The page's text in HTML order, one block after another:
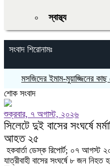
স্বাস্থ্য
সংবাদ শিরোনামঃ
মসজিদের ইমাম-মুয়াজ্জিনের কাছ
শোক সংবাদ
শুক্রবার, ৭ অগাস্ট, ২০২৬
সিলেটে দুই বাসের সংঘর্ষে
আহত ২৫
হকবার্তা ডেস্ক রিপোর্ট; ‎০৭ আগস্ট
যাত্রীবাহী বাসের সংঘর্ষে ৮ জন